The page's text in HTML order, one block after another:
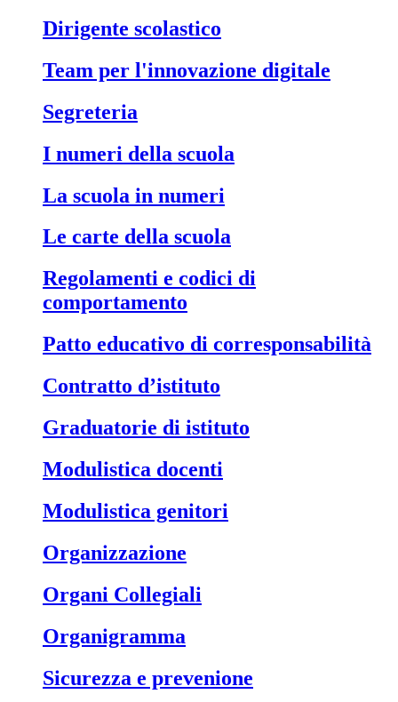
Dirigente scolastico
Team per l'innovazione digitale
Segreteria
I numeri della scuola
La scuola in numeri
Le carte della scuola
Regolamenti e codici di
comportamento
Patto educativo di corresponsabilità
Contratto d’istituto
Graduatorie di istituto
Modulistica docenti
Modulistica genitori
Organizzazione
Organi Collegiali
Organigramma
Sicurezza e prevenione